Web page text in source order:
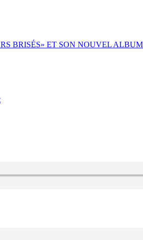
BRISÉS» ET SON NOUVEL